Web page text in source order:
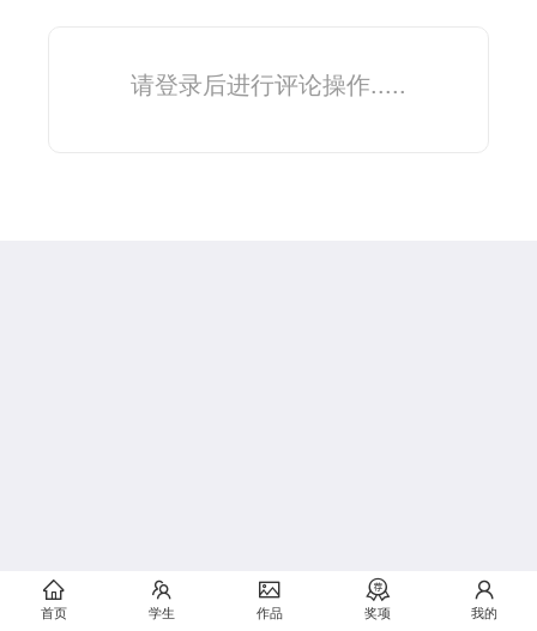
首页 学生 作品 奖项 我的
请登录后进行评论操作.....